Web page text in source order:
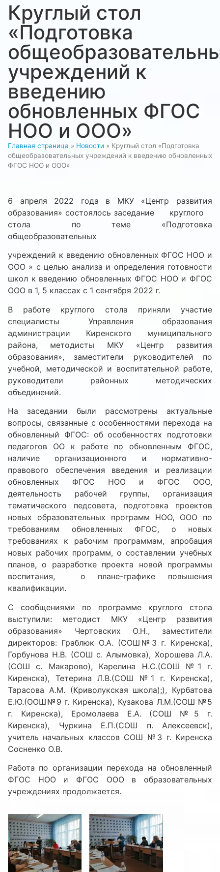
Круглый стол
«Подготовка
учреждений к
введению
обновленных ФГОС
НОО и ООО»
Главная страница » Новости » Круглый стол «Подготовка
общеобразовательных учреждений к введению обновленных
ФГОС НОО и ООО»
6 апреля 2022 года в МКУ «Центр развития
образования» состоялось заседание круглого
стола по теме «Подготовка
общеобразовательных
учреждений к введению обновленных ФГОС НОО и
ООО » с целью анализа и определения готовности
школ к введению обновленных ФГОС НОО и ФГОС
ООО в 1, 5 классах с 1 сентября 2022 г.
В работе круглого стола приняли участие
специалисты Управления образования
администрации Киренского муниципального
района, методисты МКУ «Центр развития
образования», заместители руководителей по
учебной, методической и воспитательной работе,
руководители районных методических
объединений.
На заседании были рассмотрены актуальные
вопросы, связанные с особенностями перехода на
обновленный ФГОС: об особенностях подготовки
педагогов ОО к работе по обновленным ФГОС,
наличие организационного и нормативно-
правового обеспечения введения и реализации
обновленных ФГОС НОО и ФГОС ООО,
деятельность рабочей группы, организация
тематического педсовета, подготовка проектов
новых образовательных программ НОО, ООО по
требованиям обновленных ФГОС, о новых
требованиях к рабочим программам, апробация
новых рабочих программ, о составлении учебных
планов, о разработке проекта новой программы
воспитания, о плане-графике повышения
квалификации.
С сообщениями по программе круглого стола
выступили: методист МКУ «Центр развития
образования» Чертовских О.Н., заместители
директоров: Граблюк О.А. (СОШ№3 г. Киренска),
Горбунова Н.В. (СОШ с. Алымовка), Хорошева Л.А.
(СОШ с. Макарово), Карелина Н.С.(СОШ №1 г.
Киренска), Тетерина Л.В.(СОШ №1 г. Киренска),
Тарасова А.М. (Криволукская школа);), Курбатова
Е.Ю.(ООШ№9 г. Киренска), Кузакова Л.М.(СОШ №5
г. Киренска), Еромолаева Е.А. (СОШ №5 г.
Киренска), Чуркина Е.П.(СОШ п. Алексеевск),
учитель начальных классов СОШ №3 г. Киренска
Сосненко О.В.
Работа по организации перехода на обновленный
ФГОС НОО и ФГОС ООО в образовательных
учреждениях продолжается.